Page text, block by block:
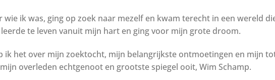
wie ik was, ging op zoek naar mezelf en kwam terecht in een wereld
te leven vanuit mijn hart en ging voor mijn grote droom.
ik het over mijn zoektocht, mijn belangrijkste ontmoetingen en mijn
overleden echtgenoot en grootste spiegel ooit, Wim Schamp.